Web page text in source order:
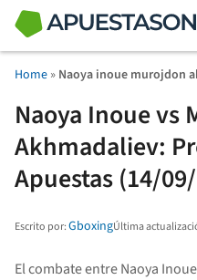
Home » Naoya inoue murojdon
Naoya Inoue vs
Akhmadaliev:
Apuestas (14/
Escrito por:GboxingÚltima
El combate entre Naoya